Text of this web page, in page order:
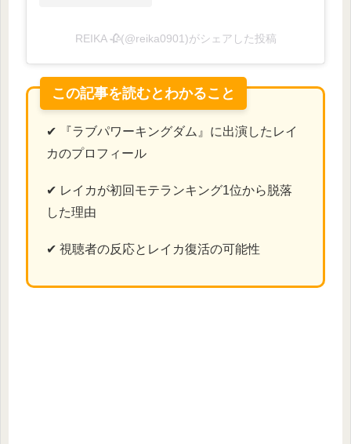
REIKA 🥀(@reika0901)がシェアした投稿
この記事を読むとわかること
✔ 『ラブパワーキングダム』に出演したレイ
カのプロフィール
✔ レイカが初回モテランキング1位から脱落
した理由
✔ 視聴者の反応とレイカ復活の可能性